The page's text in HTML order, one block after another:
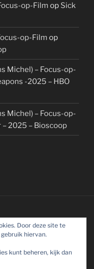
op-Film op Sick
op-Film op
Michel) – Focus-op-
-2025 – HBO
Michel) – Focus-op-
2025 – Bioscoop
Door deze site te
hiervan.
kunt beheren, kijk dan